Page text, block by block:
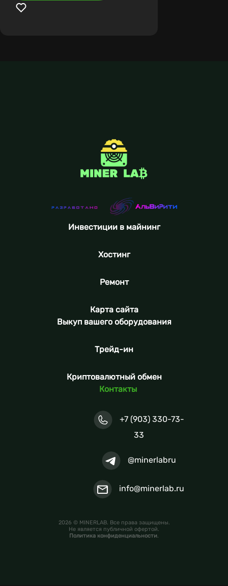
Инвестиции в майнинг
Хостинг
Ремонт
Карта сайта
Выкуп вашего оборудования
Трейд-ин
Криптовалютный обмен
Контакты
+7 (903) 330-73-
33
@minerlabru
info@minerlab.ru
2026 © MINERLAB. Все права защищены.
Не является публичной офертой.
Политика конфиденциальности.